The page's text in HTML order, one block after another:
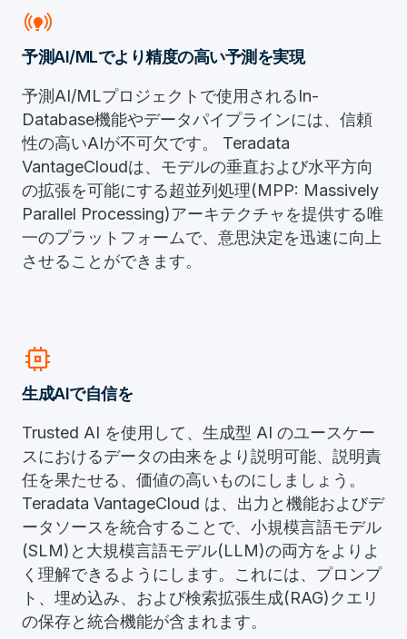
Online_Prediction
予測AI/MLでより精度の高い予測を実現
予測AI/MLプロジェクトで使用されるIn-
Database機能やデータパイプラインには、信頼
性の高いAIが不可欠です。 Teradata
VantageCloudは、モデルの垂直および水平方向
の拡張を可能にする超並列処理(MPP: Massively
Parallel Processing)アーキテクチャを提供する唯
一のプラットフォームで、意思決定を迅速に向上
させることができます。
memory
生成AIで自信を
Trusted AI を使用して、生成型 AI のユースケー
スにおけるデータの由来をより説明可能、説明責
任を果たせる、価値の高いものにしましょう。
Teradata VantageCloud は、出力と機能およびデ
ータソースを統合することで、小規模言語モデル
(SLM)と大規模言語モデル(LLM)の両方をよりよ
く理解できるようにします。これには、プロンプ
ト、埋め込み、および検索拡張生成(RAG)クエリ
の保存と統合機能が含まれます。